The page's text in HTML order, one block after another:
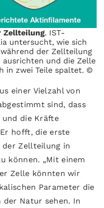
Zellteilung. IST-
untersucht, wie sich
der Zellteilung
und die Zelle
in zwei Teile spaltet. ©
einer Vielzahl von
sind, dass
und die Kräfte
hofft, die erste
Zellteilung in
können. „Mit einem
Zelle könnten wir
Parameter die
der Natur sehen. In